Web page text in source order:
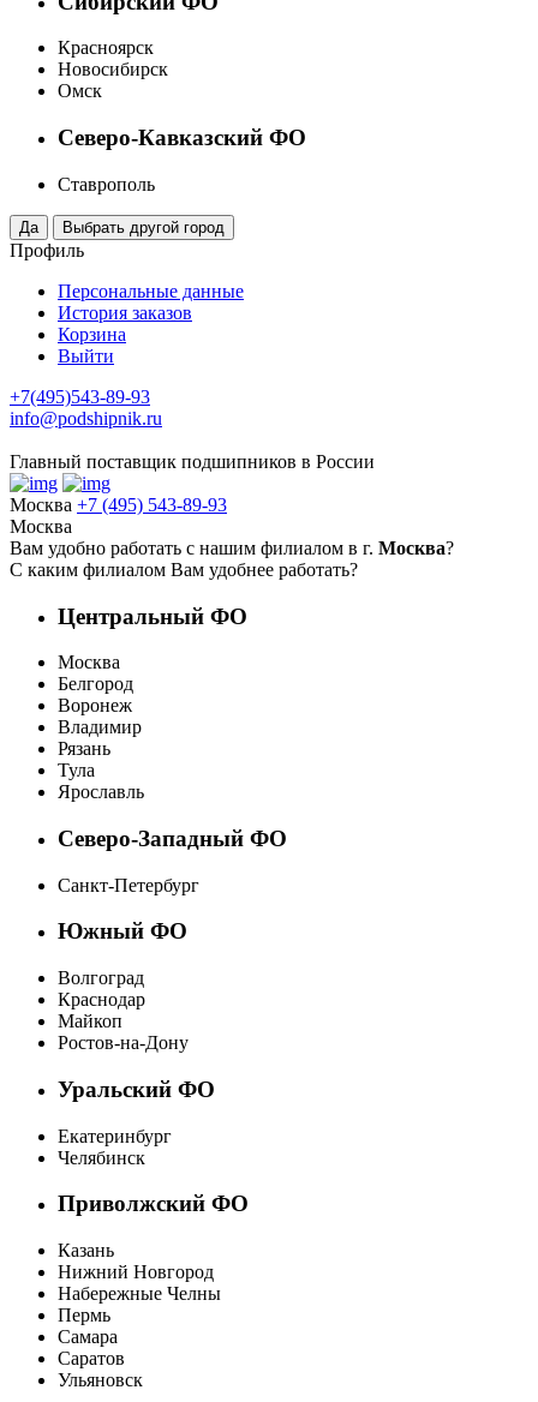
Красноярск
Новосибирск
Омск
Северо-Кавказский ФО
Ставрополь
Профиль
Персональные данные
История заказов
Корзина
Выйти
+7(495)543-89-93
info@podshipnik.ru
Главный поставщик подшипников в России
Москва +7 (495) 543-89-93
Москва
Вам удобно работать с нашим филиалом в г. Москва?
С каким филиалом Вам удобнее работать?
Центральный ФО
Москва
Белгород
Воронеж
Владимир
Рязань
Тула
Ярославль
Северо-Западный ФО
Санкт-Петербург
Южный ФО
Волгоград
Краснодар
Майкоп
Ростов-на-Дону
Уральский ФО
Екатеринбург
Челябинск
Приволжский ФО
Казань
Нижний Новгород
Набережные Челны
Пермь
Самара
Саратов
Ульяновск